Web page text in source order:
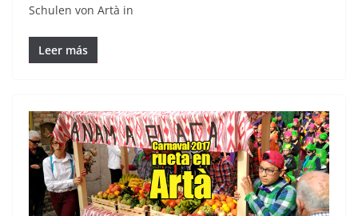
Schulen von Artà in
Leer más